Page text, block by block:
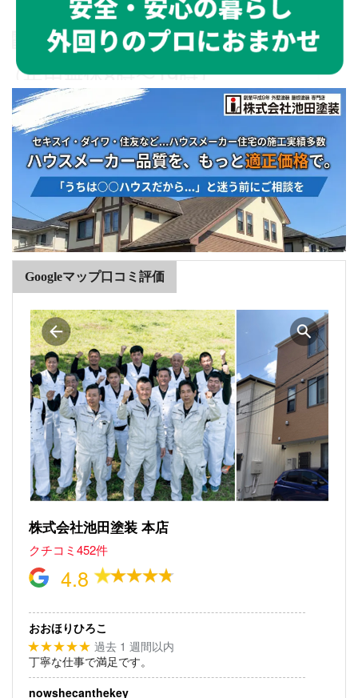
Googleマップ口コミ評価
株式会社池田塗装 本店
クチコミ452件
4.8
おおほりひろこ
★★★★★ 過去 1 週間以内
丁寧な仕事で満足です。
nowshecanthekey